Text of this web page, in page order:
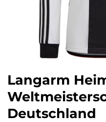
Langarm
Deutschland